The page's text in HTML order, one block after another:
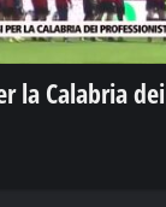
la Calabria dei